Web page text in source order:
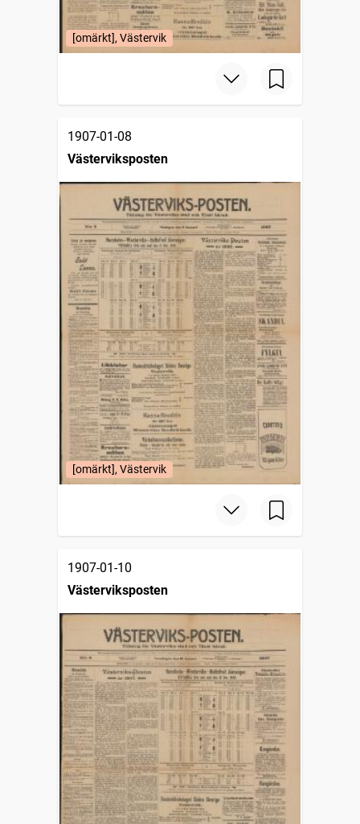
[omärkt], Västervik
1907-01-08
Västerviksposten
[omärkt], Västervik
1907-01-10
Västerviksposten